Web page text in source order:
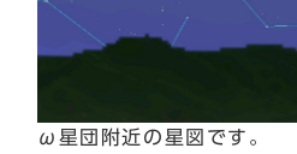
ω星団附近の星図です。